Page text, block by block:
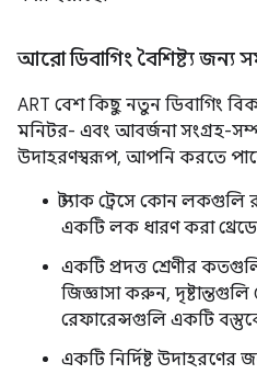
আরো ডিবাগিং বৈশিষ্ট্য জন্য
ART বেশ কিছু নতুন ডিবাগিং
মনিটর- এবং আবর্জনা সংগ্রহ-
উদাহরণস্বরূপ, আপনি করতে
স্ট্যাক ট্রেসে কোন
একটি লক ধারণ করা থ্রেডে
একটি প্রদত্ত শ্রেণীর
জিজ্ঞাসা করুন,
রেফারেন্সগুলি একটি
একটি নির্দিষ্ট